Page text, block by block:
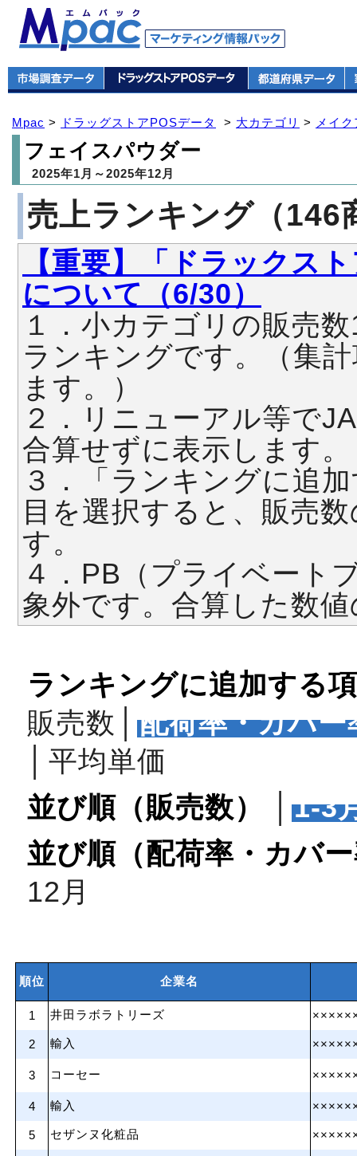
Mpac > ドラッグストアPOSデータ > 大カテゴリ > メイ
フェイスパウダー
2025年1月～2025年12月
売上ランキング（146
【重要】「ドラックス
について（6/30）
１．小カテゴリの販売
ランキングです。（集
ます。）
２．リニューアル等で
合算せずに表示します。
３．「ランキングに追
目を選択すると、販売
す。
４．PB（プライベート
象外です。合算した数
ランキングに追加する
販売数
配荷率・カバー
平均単価
並び順（販売数）
1‐3
並び順（配荷率・カバ
12月
順位 企業名
1 井田ラボラトリーズ
2 輸入
3 コーセー
4 輸入
5 セザンヌ化粧品